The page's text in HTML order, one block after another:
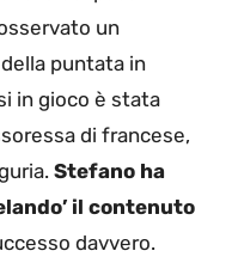
un
puntata in
in gioco è stata
di francese,
Stefano ha
il contenuto
davvero.